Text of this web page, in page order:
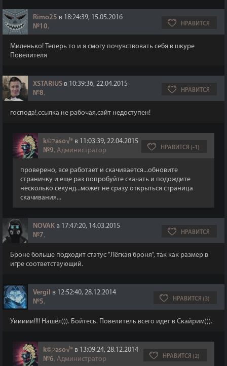
Rimo25 в 18:24:39, 15.05.2016
№10, НРАВИТСЯ
Миленько! Теперь то и я смогу почувствовать себя в шкуре
Повелителя
XSTARIUS в 10:39:36, 22.04.2015
№8, НРАВИТСЯ
господа!,ссылка не рабочая,сайт недоступен!
k©קaso√® в 11:03:39, 22.04.2015
№9, Администратор НРАВИТСЯ (-1)
проверено, все работает и скачивается...обновите
страничку и еще раз попробуйте скачать и подождите
несколько секунд...может не сразу открыться страница
скачивания...
NOVAK в 17:47:20, 14.03.2015
№7, НРАВИТСЯ
Броне больше подходит статус "Лёгкая броня", так как размер в
игре соответствующий.
Vergil в 12:52:40, 28.12.2014
№5, НРАВИТСЯ (3)
Уиииии!!!! Нашёл))). Бойтесь. Повелитель всего идет в Скайрим))).
k©קaso√® в 13:09:24, 28.12.2014
№6, Администратор НРАВИТСЯ (2)